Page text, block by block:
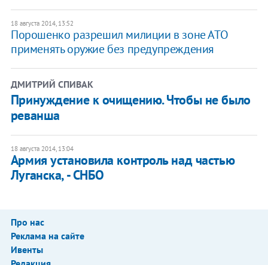
18 августа 2014, 13:52
Порошенко разрешил милиции в зоне АТО
применять оружие без предупреждения
ДМИТРИЙ СПИВАК
Принуждение к очищению. Чтобы не было
реванша
18 августа 2014, 13:04
Армия установила контроль над частью
Луганска, - СНБО
Про нас
Реклама на сайте
Ивенты